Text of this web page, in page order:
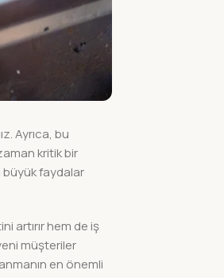
Ayrıca, bu
kritik bir
büyük faydalar
artırır hem de iş
müşteriler
en önemli